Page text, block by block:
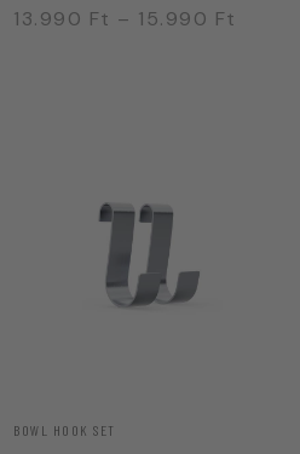
13.990 Ft – 15.990 Ft
BOWL HOOK SET